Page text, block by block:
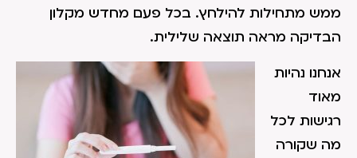
ממש מתחילות להילחץ. בכל פעם מחדש מקלון
הבדיקה מראה תוצאה שלילית.
אנחנו נהיות
מאוד
רגישות לכל
מה שקורה